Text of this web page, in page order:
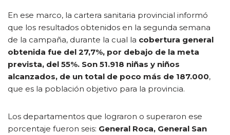
En ese marco, la cartera sanitaria provincial informó
que los resultados obtenidos en la segunda semana
de la campaña, durante la cual la cobertura general
obtenida fue del 27,7%, por debajo de la meta
prevista, del 55%. Son 51.918 niñas y niños
alcanzados, de un total de poco más de 187.000,
que es la población objetivo para la provincia.
Los departamentos que lograron o superaron ese
porcentaje fueron seis: General Roca, General San